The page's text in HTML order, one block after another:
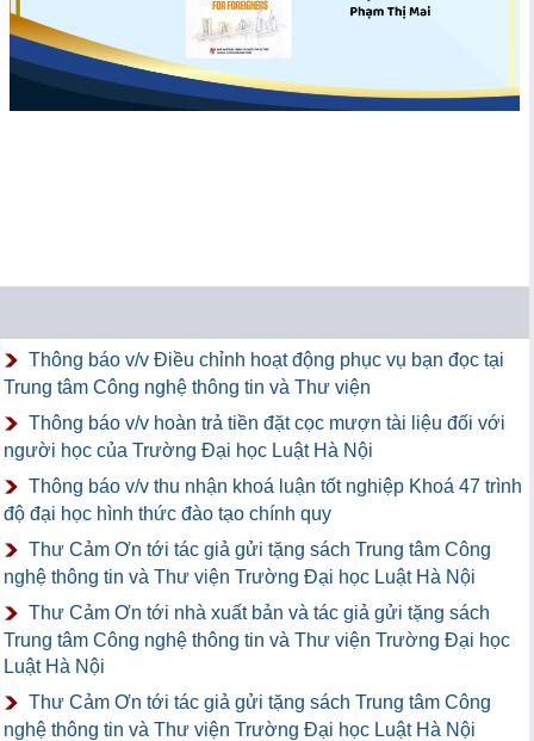
Thông báo v/v Điều chỉnh hoạt động phục vụ bạn đọc tại
Trung tâm Công nghệ thông tin và Thư viện
Thông báo v/v hoàn trả tiền đặt cọc mượn tài liệu đối với
người học của Trường Đại học Luật Hà Nội
Thông báo v/v thu nhận khoá luận tốt nghiệp Khoá 47 trình
độ đại học hình thức đào tạo chính quy
Thư Cảm Ơn tới tác giả gửi tặng sách Trung tâm Công
nghệ thông tin và Thư viện Trường Đại học Luật Hà Nội
Thư Cảm Ơn tới nhà xuất bản và tác giả gửi tặng sách
Trung tâm Công nghệ thông tin và Thư viện Trường Đại học
Luật Hà Nội
Thư Cảm Ơn tới tác giả gửi tặng sách Trung tâm Công
nghệ thông tin và Thư viện Trường Đại học Luật Hà Nội